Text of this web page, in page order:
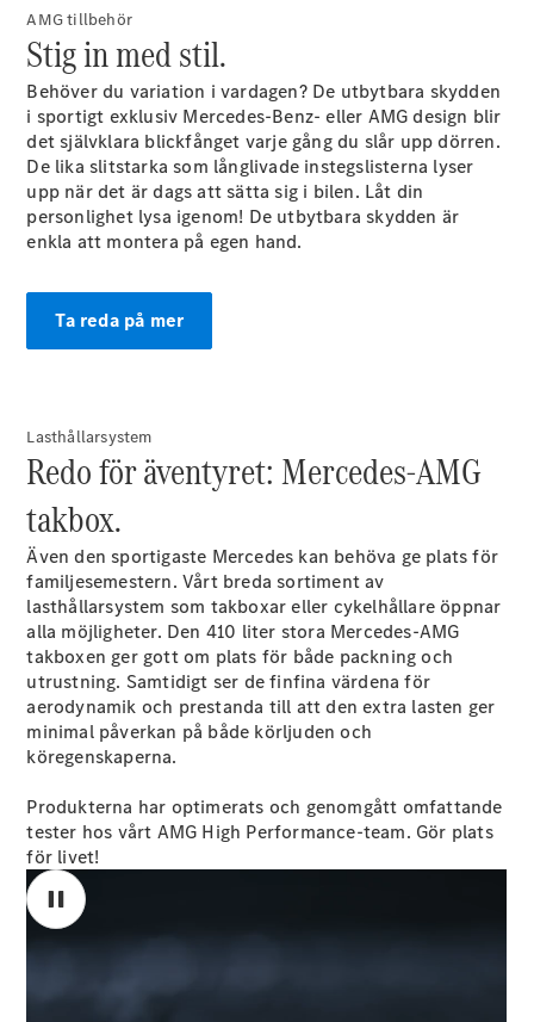
S-Klass
Lång
Mercedes-
Maybach S-
Klass
Konfigurator
Mercedes-
Benz Online
Alla Suvar
EQA
Elektrisk
EQE
SUV
EQS
SUV
Elektrisk
Mercedes-
Maybach
EQS SUV
Elektrisk
GLA
GLA
Ny
GLA Ny Elektrisk
GLB Elektrisk
GLC
Elektrisk
GLC
GLC Coupé
GLE
GLE Coupé
GLS
AMG tillbehör
Stig in med stil.
Behöver du variation i vardagen? De utbytbara skydden
i sportigt exklusiv Mercedes-Benz- eller AMG design blir
det självklara blickfånget varje gång du slår upp dörren.
De lika slitstarka som långlivade instegslisterna lyser
upp när det är dags att sätta sig i bilen. Låt din
personlighet lysa igenom! De utbytbara skydden är
enkla att montera på egen hand.
Ta reda på mer
Lasthållarsystem
Redo för äventyret: Mercedes-AMG
takbox.
Även den sportigaste Mercedes kan behöva ge plats för
familjesemestern. Vårt breda sortiment av
lasthållarsystem som takboxar eller cykelhållare öppnar
alla möjligheter. Den 410 liter stora Mercedes-AMG
takboxen ger gott om plats för både packning och
utrustning. Samtidigt ser de finfina värdena för
aerodynamik och prestanda till att den extra lasten ger
minimal påverkan på både körljuden och
köregenskaperna.
Produkterna har optimerats och genomgått omfattande
tester hos vårt AMG High Performance-team. Gör plats
för livet!